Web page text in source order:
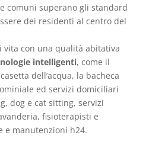
comuni superano gli standard
dei residenti al centro del
vita con una qualità abitativa
intelligenti, come il
dell’acqua, la bacheca
ed servizi domiciliari
dog e cat sitting, servizi
fisioterapisti e
e manutenzioni h24.